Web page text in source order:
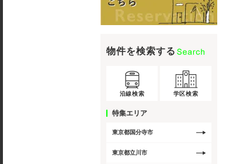
物件を検索する
沿線検索 学区検索
特集エリア
東京都国分寺市
東京都立川市